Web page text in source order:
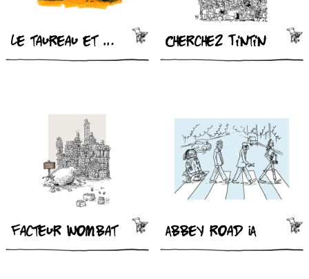
Le taureau et l’intérimaire Cherchez Tintin
Facteur wombat Abbey road IA